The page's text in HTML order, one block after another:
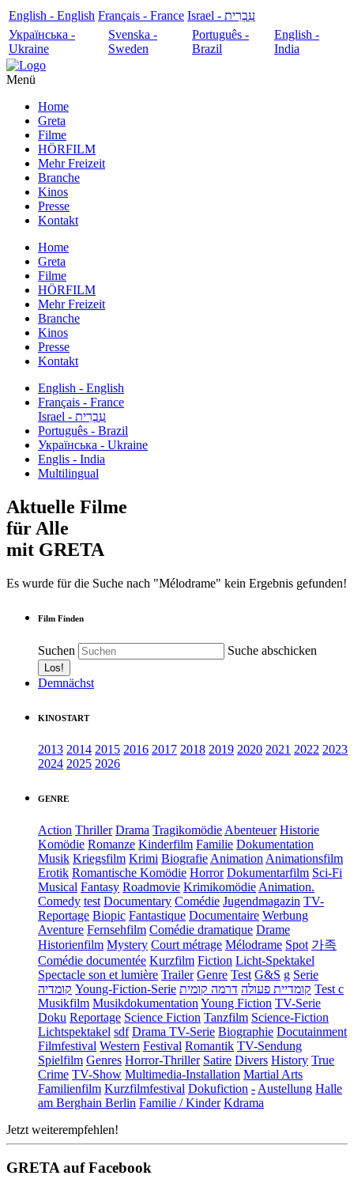
English - English Français - France
עִבְרִית - Israel
Українська -
Ukraine
Svenska -
Sweden
Português -
Brazil
English -
India
Menü
Home
Greta
Filme
HÖRFILM
Mehr Freizeit
Branche
Kinos
Presse
Kontakt
Home
Greta
Filme
HÖRFILM
Mehr Freizeit
Branche
Kinos
Presse
Kontakt
English - English
Français - France
עִבְרִית - Israel
Português - Brazil
Українська - Ukraine
Englis - India
Multilingual
Aktuelle Filme
für Alle
mit GRETA
Es wurde für die Suche nach "Mélodrame" kein Ergebnis gefunden!
Film Finden
Suchen Suche abschicken
Demnächst
KINOSTART
2013 2014 2015 2016 2017 2018 2019 2020 2021 2022 2023
2024 2025 2026
GENRE
Action Thriller Drama Tragikomödie Abenteuer Historie
Komödie Romanze Kinderfilm Familie Dokumentation
Musik Kriegsfilm Krimi Biografie Animation Animationsfilm
Erotik Romantische Komödie Horror Dokumentarfilm Sci-Fi
Musical Fantasy Roadmovie Krimikomödie Animation.
Comedy test Documentary Comédie Jugendmagazin TV-
Reportage Biopic Fantastique Documentaire Werbung
Aventure Fernsehfilm Comédie dramatique Drame
Historienfilm Mystery Court métrage Mélodrame Spot 가족
Comédie documentée Kurzfilm Fiction Licht-Spektakel
Spectacle son et lumière Trailer Genre Test G&S g Serie
קומדיה Young-Fiction-Serie קומדיית פעולה דרמה קומית
Test c
Musikfilm Musikdokumentation Young Fiction TV-Serie
Doku Reportage Science Fiction Tanzfilm Science-Fiction
Lichtspektakel sdf Drama TV-Serie Biographie Docutainment
Filmfestival Western Festival Romantik TV-Sendung
Spielfilm Genres Horror-Thriller Satire Divers History True
Crime TV-Show Multimedia-Installation Martial Arts
Familienfilm Kurzfilmfestival Dokufiction - Austellung Halle
am Berghain Berlin Familie / Kinder Kdrama
Jetzt weiterempfehlen!
GRETA auf Facebook